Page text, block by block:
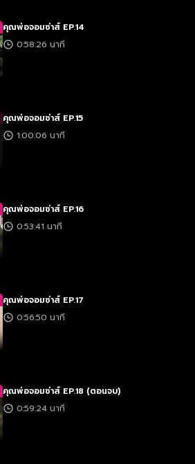
คุณพ่อจอมซ่าส์ EP.14
0:58:26 นาที
คุณพ่อจอมซ่าส์ EP.15
1:00:06 นาที
คุณพ่อจอมซ่าส์ EP.16
0:53:41 นาที
คุณพ่อจอมซ่าส์ EP.17
0:56:50 นาที
คุณพ่อจอมซ่าส์ EP.18 (ตอนจบ)
0:59:24 นาที